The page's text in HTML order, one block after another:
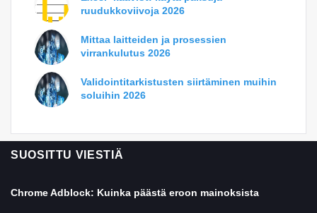
ruudukkoviivoja 2026
Mittaa laitteiden ja prosessien
virrankulutus 2026
Validointitarkistusten siirtäminen muihin
soluihin 2026
SUOSITTU VIESTIÄ
Chrome Adblock: Kuinka päästä eroon mainoksista